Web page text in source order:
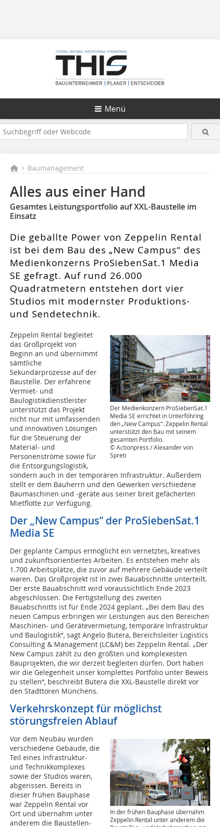
Menü
Baumanagement
Alles aus einer Hand
Gesamtes Leistungsportfolio auf XXL-Baustelle im
Einsatz
Die geballte Power von Zeppelin Rental
ist bei dem Bau des „New Campus“ des
Medienkonzerns ProSiebenSat.1 Media
SE gefragt. Auf rund 26.000
Quadratmetern entstehen dort vier
Studios mit modernster Produktions-
und Sendetechnik.
Der Medienkonzern ProSiebenSat.1
Media SE errichtet in Unterföhring
den „New Campus“. Zeppelin Rental
unterstützt den Bau mit seinem
gesamten Portfolio.
© Actionpress / Alexander von
Spreti
Zeppelin Rental begleitet
das Großprojekt von
Beginn an und übernimmt
sämtliche
Sekundärprozesse auf der
Baustelle. Der erfahrene
Vermiet- und
Baulogistikdienstleister
unterstützt das Projekt
nicht nur mit umfassenden
und innovativen Lösungen
für die Steuerung der
Material- und
Personenströme sowie für
die Entsorgungslogistik,
sondern auch in der temporären Infrastruktur. Außerdem
stellt er dem Bauherrn und den Gewerken verschiedene
Baumaschinen und -geräte aus seiner breit gefächerten
Mietflotte zur Verfügung.
Der „New Campus“ der ProSiebenSat.1
Media SE
Der geplante Campus ermöglicht ein vernetztes, kreatives
und zukunftsorientiertes Arbeiten. Es entstehen mehr als
1.700 Arbeitsplätze, die zuvor auf mehrere Gebäude verteilt
waren. Das Großprojekt ist in zwei Bauabschnitte unterteilt.
Der erste Bauabschnitt wird voraussichtlich Ende 2023
abgeschlossen. Die Fertigstellung des zweiten
Bauabschnitts ist für Ende 2024 geplant. „Bei dem Bau des
neuen Campus erbringen wir Leistungen aus den Bereichen
Maschinen- und Gerätevermietung, temporäre Infrastruktur
und Baulogistik“, sagt Angelo Butera, Bereichsleiter Logistics
Consulting & Management (LC&M) bei Zeppelin Rental. „Der
New Campus zählt zu den größten und komplexesten
Bauprojekten, die wir derzeit begleiten dürfen. Dort haben
wir die Gelegenheit unser komplettes Portfolio unter Beweis
zu stellen“, beschreibt Butera die XXL-Baustelle direkt vor
den Stadttoren Münchens.
Verkehrskonzept für möglichst
störungsfreien Ablauf
In der frühen Bauphase übernahm
Zeppelin Rental unter anderem die
Vor dem Neubau wurden
verschiedene Gebäude, die
Teil eines Infrastruktur-
und Technikkomplexes
sowie der Studios waren,
abgerissen. Bereits in
dieser frühen Bauphase
war Zeppelin Rental vor
Ort und übernahm unter
anderem die Baustellen-